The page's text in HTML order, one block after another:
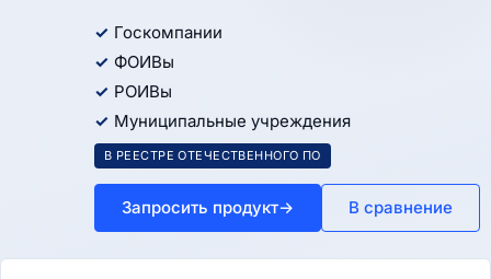
Госкомпании
ФОИВы
РОИВы
Муниципальные учреждения
В РЕЕСТРЕ ОТЕЧЕСТВЕННОГО ПО
Запросить продукт→ В сравнение